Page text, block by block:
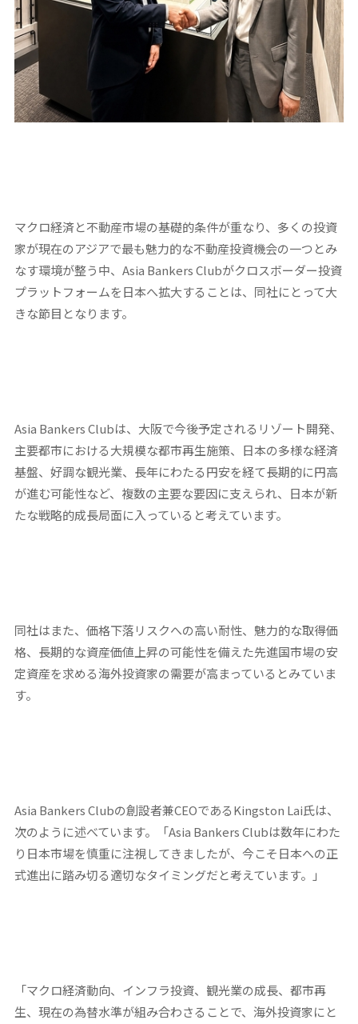
マクロ経済と不動産市場の基礎的条件が重なり、多くの投資
家が現在のアジアで最も魅力的な不動産投資機会の一つとみ
なす環境が整う中、Asia Bankers Clubがクロスボーダー投資
プラットフォームを日本へ拡大することは、同社にとって大
きな節目となります。
Asia Bankers Clubは、大阪で今後予定されるリゾート開発、
主要都市における大規模な都市再生施策、日本の多様な経済
基盤、好調な観光業、長年にわたる円安を経て長期的に円高
が進む可能性など、複数の主要な要因に支えられ、日本が新
たな戦略的成長局面に入っていると考えています。
同社はまた、価格下落リスクへの高い耐性、魅力的な取得価
格、長期的な資産価値上昇の可能性を備えた先進国市場の安
定資産を求める海外投資家の需要が高まっているとみていま
す。
Asia Bankers Clubの創設者兼CEOであるKingston Lai氏は、
次のように述べています。「Asia Bankers Clubは数年にわた
り日本市場を慎重に注視してきましたが、今こそ日本への正
式進出に踏み切る適切なタイミングだと考えています。」
「マクロ経済動向、インフラ投資、観光業の成長、都市再
生、現在の為替水準が組み合わさることで、海外投資家にと